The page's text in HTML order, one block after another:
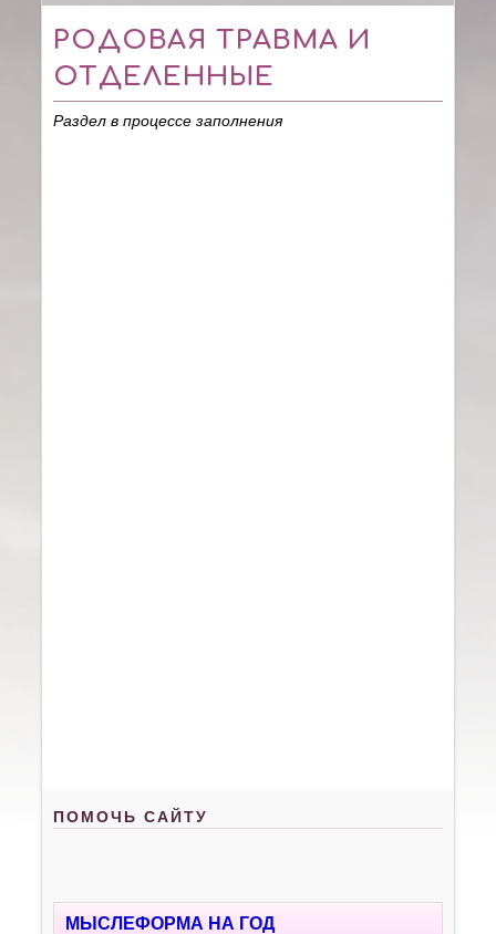
РОДОВАЯ ТРАВМА И
ОТДЕЛЕННЫЕ
Раздел в процессе заполнения
ПОМОЧЬ САЙТУ
МЫСЛЕФОРМА НА ГОД